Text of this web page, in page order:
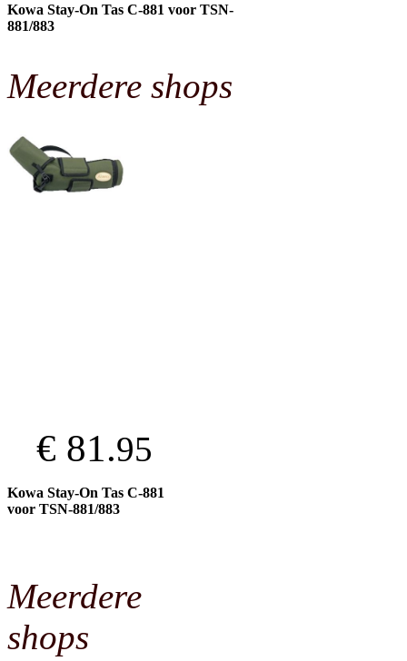
Kowa Stay-On Tas C-881 voor TSN-
881/883
Meerdere shops
€ 81.95
Kowa Stay-On Tas C-881
voor TSN-881/883
Meerdere
shops